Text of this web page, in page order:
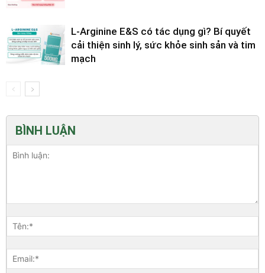
L-Arginine E&S có tác dụng gì? Bí quyết
cải thiện sinh lý, sức khỏe sinh sản và tim
mạch
BÌNH LUẬN